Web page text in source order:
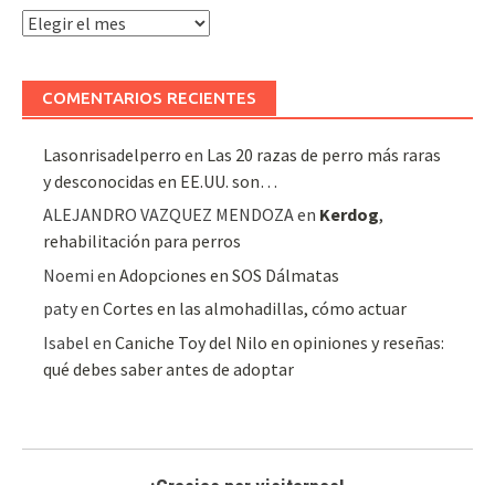
Archivo
COMENTARIOS RECIENTES
Lasonrisadelperro en Las 20 razas de perro más raras
y desconocidas en EE.UU. son…
ALEJANDRO VAZQUEZ MENDOZAen Kerdog,
rehabilitación para perros
Noemi enAdopciones en SOS Dálmatas
patyenCortes en las almohadillas, cómo actuar
Isabel enCaniche Toy del Nilo en opiniones y reseñas:
qué debes saber antes de adoptar